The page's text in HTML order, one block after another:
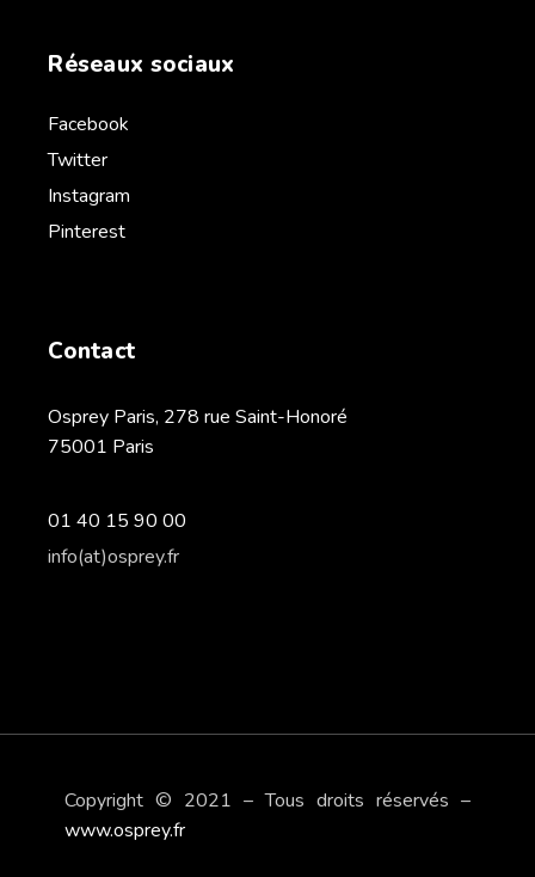
Réseaux sociaux
Facebook
Twitter
Instagram
Pinterest
Contact
Osprey Paris, 278 rue Saint-Honoré
75001 Paris
01 40 15 90 00
info(at)osprey.fr
Copyright © 2021 – Tous droits réservés –
www.osprey.fr